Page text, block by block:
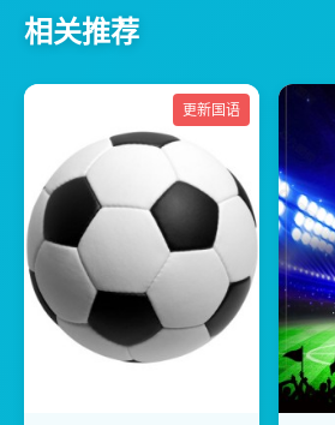
相关推荐
更新国语